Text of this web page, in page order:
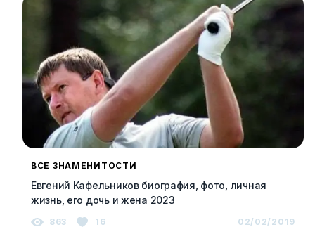
ВСЕ ЗНАМЕНИТОСТИ
Евгений Кафельников биография, фото, личная
жизнь, его дочь и жена 2023
863 16 02/02/2019